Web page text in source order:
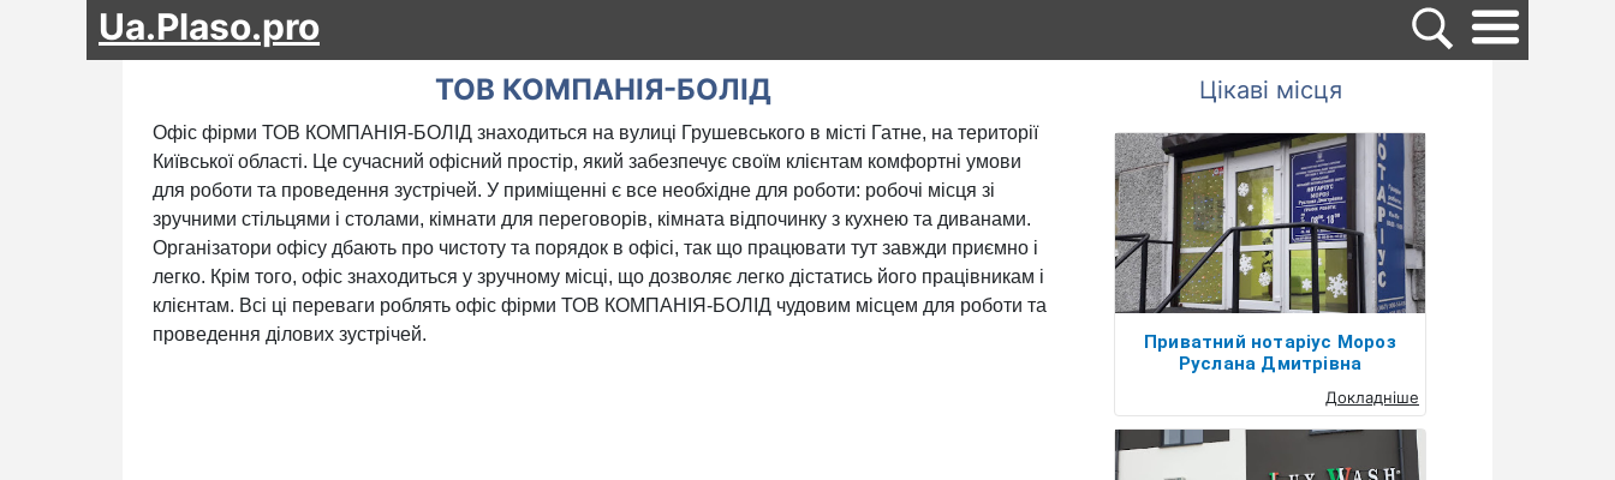
Ua.Plaso.pro
ТОВ КОМПАНІЯ-БОЛІД
Офіс фірми ТОВ КОМПАНІЯ-БОЛІД знаходиться на вулиці Грушевського в місті Гатне, на території
Київської області. Це сучасний офісний простір, який забезпечує своїм клієнтам комфортні умови
для роботи та проведення зустрічей. У приміщенні є все необхідне для роботи: робочі місця зі
зручними стільцями і столами, кімнати для переговорів, кімната відпочинку з кухнею та диванами.
Організатори офісу дбають про чистоту та порядок в офісі, так що працювати тут завжди приємно і
легко. Крім того, офіс знаходиться у зручному місці, що дозволяє легко дістатись його працівникам і
клієнтам. Всі ці переваги роблять офіс фірми ТОВ КОМПАНІЯ-БОЛІД чудовим місцем для роботи та
проведення ділових зустрічей.
Цікаві місця
Приватний нотаріус Мороз
Руслана Дмитрівна
Докладніше